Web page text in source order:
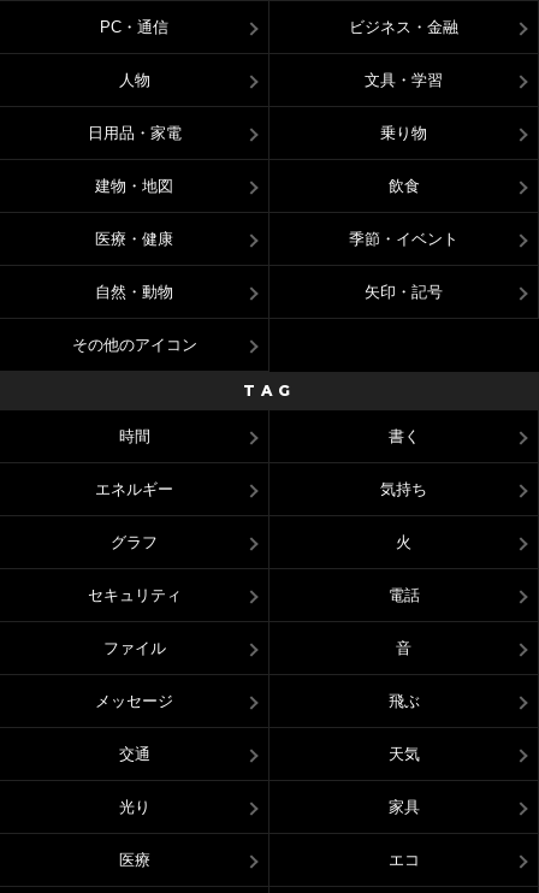
PC・通信 ビジネス・金融
人物 文具・学習
日用品・家電 乗り物
建物・地図 飲食
医療・健康 季節・イベント
自然・動物 矢印・記号
その他のアイコン
TAG
時間 書く
エネルギー 気持ち
グラフ 火
セキュリティ 電話
ファイル 音
メッセージ 飛ぶ
交通 天気
光り 家具
医療 エコ